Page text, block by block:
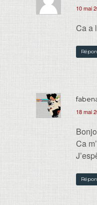
10 mai
Ca a
18 mai
Ca